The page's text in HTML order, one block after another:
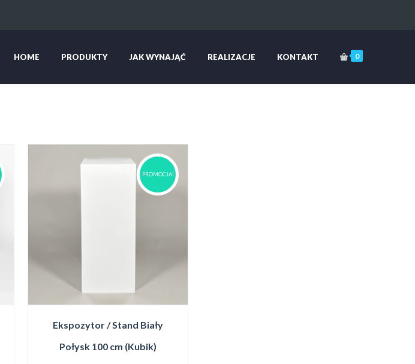
0
HOME PRODUKTY JAK WYNAJĄĆ REALIZACJE KONTAKT
PROMOCJA!
Ekspozytor / Stand Biały
Połysk 100 cm (Kubik)